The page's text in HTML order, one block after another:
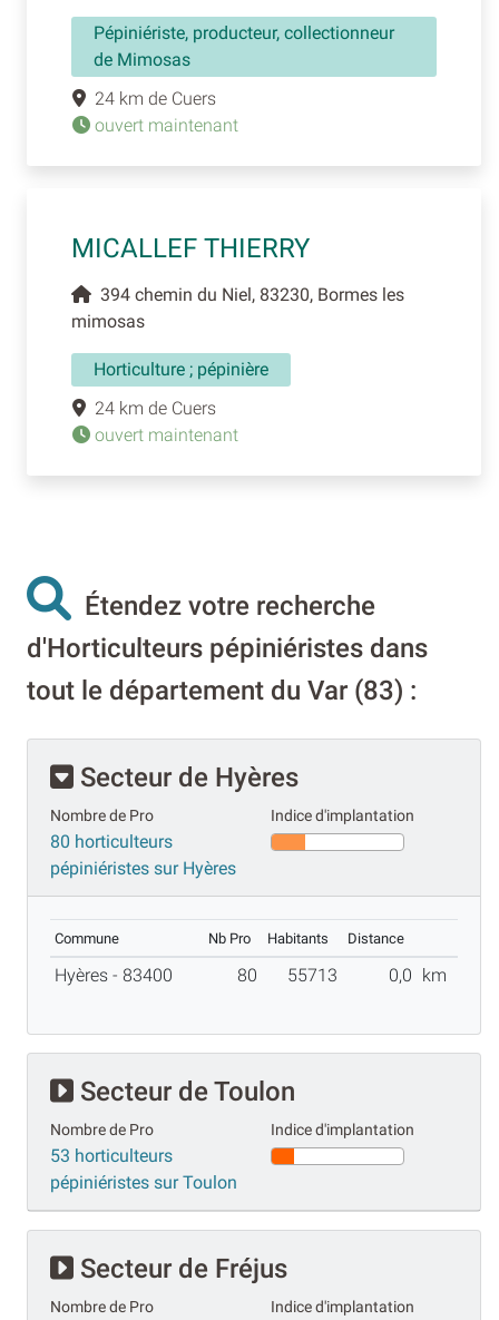
Pépiniériste, producteur, collectionneur
de Mimosas
24 km de Cuers
ouvert maintenant
MICALLEF THIERRY
394 chemin du Niel, 83230, Bormes les
mimosas
Horticulture ; pépinière
24 km de Cuers
ouvert maintenant
Étendez votre recherche
d'Horticulteurs pépiniéristes dans
tout le département du Var (83) :
Secteur de Hyères
Nombre de Pro
80 horticulteurs
pépiniéristes sur Hyères
Indice d'implantation
Commune Nb Pro Habitants Distance
Hyères - 83400 80 55713 0,0 km
Secteur de Toulon
Nombre de Pro
53 horticulteurs
pépiniéristes sur Toulon
Indice d'implantation
Secteur de Fréjus
Nombre de Pro Indice d'implantation